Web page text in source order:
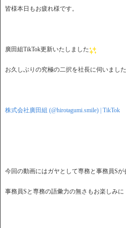
皆様本日もお疲れ様です。
廣田組TikTok更新いたしました
お久しぶりの究極の二択を社長に伺いました
株式会社廣田組 (@hirotagumi.smile) | TikTok
今回の動画にはガヤとして専務と事務員S
事務員Sと専務の語彙力の無さもお楽しみに